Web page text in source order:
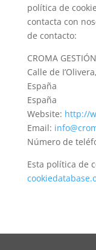
política de
contacta con
de contacto:
CROMA
Calle de
España
España
Website: http://
Email:
Número de
Esta política de